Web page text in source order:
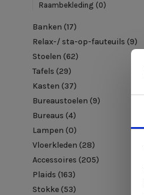
Raambekleding (0)
Banken (17)
Relax-/ sta-op-fauteuils (9)
Stoelen (62)
Tafels (29)
Kasten (37)
Bureaustoelen (9)
Bureaus (4)
Lampen (0)
Vloerkleden (28)
Accessoires (205)
Plaids (163)
Stokke(53)